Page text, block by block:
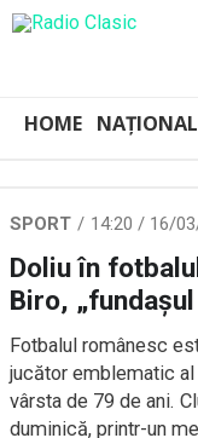
HOME NAȚIONAL
SPORT 14:20 / 16/
Doliu în
Biro,
Fotbalul românesc
jucător emblematic al
vârsta de 79 de ani.
duminică, printr-un